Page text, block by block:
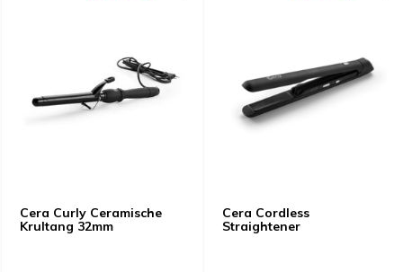
Cera Curly Ceramische
Krultang 32mm
Cera Cordless
Straightener